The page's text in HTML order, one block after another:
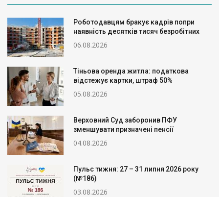
Роботодавцям бракує кадрів попри
наявність десятків тисяч безробітних
06.08.2026
Тіньова оренда житла: податкова
відстежує картки, штраф 50%
05.08.2026
Верховний Суд заборонив ПФУ
зменшувати призначені пенсії
04.08.2026
Пульс тижня: 27 – 31 липня 2026 року
(№186)
03.08.2026